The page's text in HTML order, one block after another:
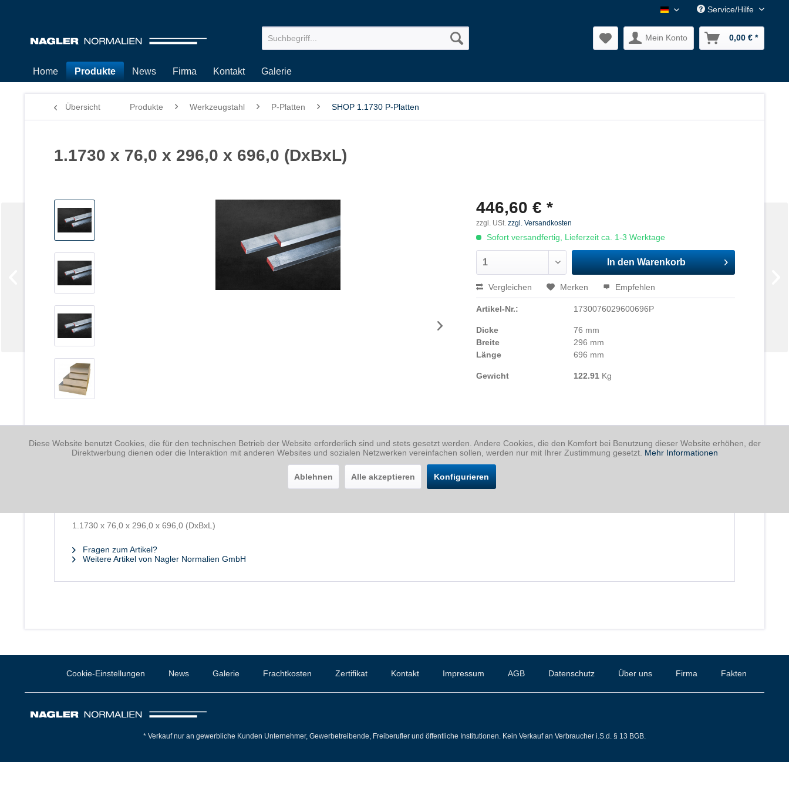
Nagler Normalien DE
Service/Hilfe
Mein Konto 0,00 € *
Home Produkte News Firma Kontakt Galerie
Übersicht Produkte Werkzeugstahl P-Platten SHOP 1.1730 P-Platten
1.1730 x 76,0 x 296,0 x 696,0 (DxBxL)
446,60 € *
zzgl. USt.zzgl. Versandkosten
Sofort versandfertig, Lieferzeit ca. 1-3 Werktage
In den Warenkorb
Vergleichen Merken Empfehlen
Artikel-Nr.: 1730076029600696P
Dicke
76 mm
Breite
296 mm
Länge
696 mm
Gewicht 122.91 Kg
1.1730 x 76,0 x 296,0 x 696,0 (DxBxL)
Fragen zum Artikel?
Weitere Artikel von Nagler Normalien GmbH
Fakten
Firma
Über uns
Datenschutz
AGB
Impressum
Kontakt
Zertifikat
Frachtkosten
Galerie
News
Cookie-Einstellungen
* Verkauf nur an gewerbliche Kunden Unternehmer, Gewerbetreibende, Freiberufler und öffentliche Institutionen. Kein Verkauf an Verbraucher i.S.d. § 13 BGB.
Diese Website benutzt Cookies, die für den technischen Betrieb der Website erforderlich sind und stets gesetzt werden. Andere Cookies, die den Komfort bei Benutzung dieser Website erhöhen, der
Direktwerbung dienen oder die Interaktion mit anderen Websites und sozialen Netzwerken vereinfachen sollen, werden nur mit Ihrer Zustimmung gesetzt. Mehr Informationen
Ablehnen Alle akzeptieren Konfigurieren